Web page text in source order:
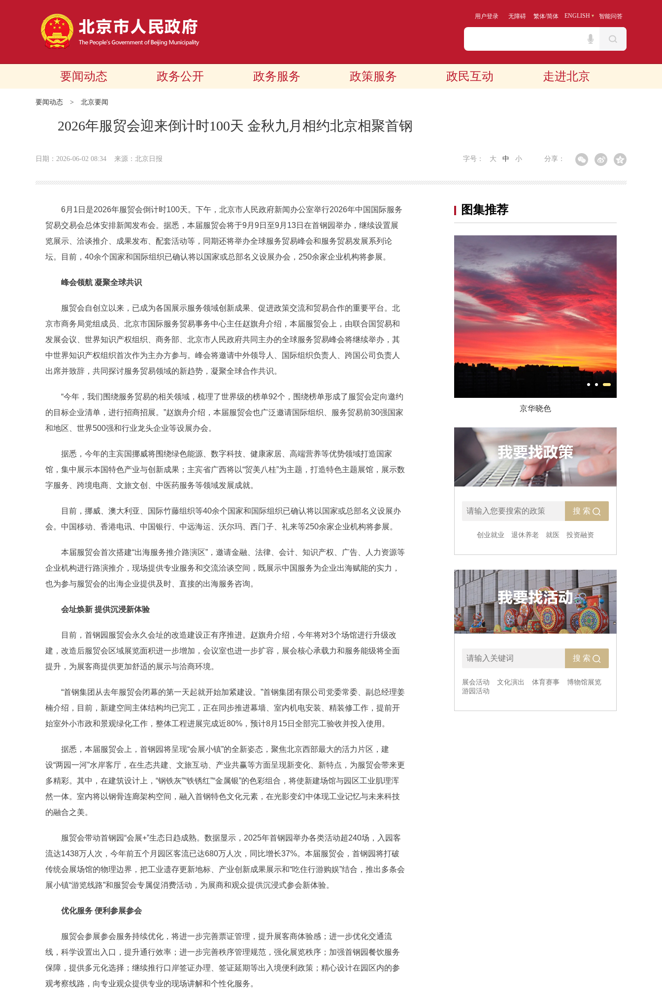
用户登录 无障碍 繁体/简体 ENGLISH 智能问答
要闻动态 政务公开 政务服务 政策服务 政民互动 走进北京
要闻动态 > 北京要闻
2026年服贸会迎来倒计时100天 金秋九月相约北京相聚首钢
日期：2026-06-02 08:34 来源：北京日报 分享：
字号： 大 中 小
6月1日是2026年服贸会倒计时100天。下午，北京市人民政府新闻办公室举行2026年中国国际服务
贸易交易会总体安排新闻发布会。据悉，本届服贸会将于9月9日至9月13日在首钢园举办，继续设置展
览展示、洽谈推介、成果发布、配套活动等，同期还将举办全球服务贸易峰会和服务贸易发展系列论
坛。目前，40余个国家和国际组织已确认将以国家或总部名义设展办会，250余家企业机构将参展。
峰会领航 凝聚全球共识
服贸会自创立以来，已成为各国展示服务领域创新成果、促进政策交流和贸易合作的重要平台。北
京市商务局党组成员、北京市国际服务贸易事务中心主任赵旗舟介绍，本届服贸会上，由联合国贸易和
发展会议、世界知识产权组织、商务部、北京市人民政府共同主办的全球服务贸易峰会将继续举办，其
中世界知识产权组织首次作为主办方参与。峰会将邀请中外领导人、国际组织负责人、跨国公司负责人
出席并致辞，共同探讨服务贸易领域的新趋势，凝聚全球合作共识。
“今年，我们围绕服务贸易的相关领域，梳理了世界级的榜单92个，围绕榜单形成了服贸会定向邀约
的目标企业清单，进行招商招展。”赵旗舟介绍，本届服贸会也广泛邀请国际组织、服务贸易前30强国家
和地区、世界500强和行业龙头企业等设展办会。
据悉，今年的主宾国挪威将围绕绿色能源、数字科技、健康家居、高端营养等优势领域打造国家
馆，集中展示本国特色产业与创新成果；主宾省广西将以“贸美八桂”为主题，打造特色主题展馆，展示数
字服务、跨境电商、文旅文创、中医药服务等领域发展成就。
目前，挪威、澳大利亚、国际竹藤组织等40余个国家和国际组织已确认将以国家或总部名义设展办
会。中国移动、香港电讯、中国银行、中远海运、沃尔玛、西门子、礼来等250余家企业机构将参展。
本届服贸会首次搭建“出海服务推介路演区”，邀请金融、法律、会计、知识产权、广告、人力资源等
企业机构进行路演推介，现场提供专业服务和交流洽谈空间，既展示中国服务为企业出海赋能的实力，
也为参与服贸会的出海企业提供及时、直接的出海服务咨询。
会址焕新 提供沉浸新体验
目前，首钢园服贸会永久会址的改造建设正有序推进。赵旗舟介绍，今年将对3个场馆进行升级改
建，改造后服贸会区域展览面积进一步增加，会议室也进一步扩容，展会核心承载力和服务能级将全面
提升，为展客商提供更加舒适的展示与洽商环境。
“首钢集团从去年服贸会闭幕的第一天起就开始加紧建设。”首钢集团有限公司党委常委、副总经理姜
楠介绍，目前，新建空间主体结构均已完工，正在同步推进幕墙、室内机电安装、精装修工作，提前开
始室外小市政和景观绿化工作，整体工程进展完成近80%，预计8月15日全部完工验收并投入使用。
据悉，本届服贸会上，首钢园将呈现“会展小镇”的全新姿态，聚焦北京西部最大的活力片区，建
设“两园一河”水岸客厅，在生态共建、文旅互动、产业共赢等方面呈现新变化、新特点，为服贸会带来更
多精彩。其中，在建筑设计上，“钢铁灰”“铁锈红”“金属银”的色彩组合，将使新建场馆与园区工业肌理浑
然一体。室内将以钢骨连廊架构空间，融入首钢特色文化元素，在光影变幻中体现工业记忆与未来科技
的融合之美。
服贸会带动首钢园“会展+”生态日趋成熟。数据显示，2025年首钢园举办各类活动超240场，入园客
流达1438万人次，今年前五个月园区客流已达680万人次，同比增长37%。本届服贸会，首钢园将打破
传统会展场馆的物理边界，把工业遗存更新地标、产业创新成果展示和“吃住行游购娱”结合，推出多条会
展小镇“游览线路”和服贸会专属促消费活动，为展商和观众提供沉浸式参会新体验。
优化服务 便利参展参会
服贸会参展参会服务持续优化，将进一步完善票证管理，提升展客商体验感；进一步优化交通流
线，科学设置出入口，提升通行效率；进一步完善秩序管理规范，强化展览秩序；加强首钢园餐饮服务
保障，提供多元化选择；继续推行口岸签证办理、签证延期等出入境便利政策；精心设计在园区内的参
观考察线路，向专业观众提供专业的现场讲解和个性化服务。
图集推荐